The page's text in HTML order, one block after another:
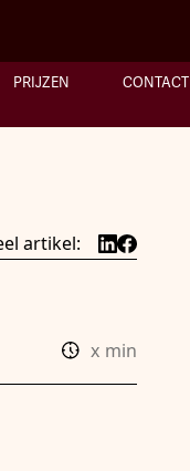
PRIJZEN CONTACT
artikel:
x min